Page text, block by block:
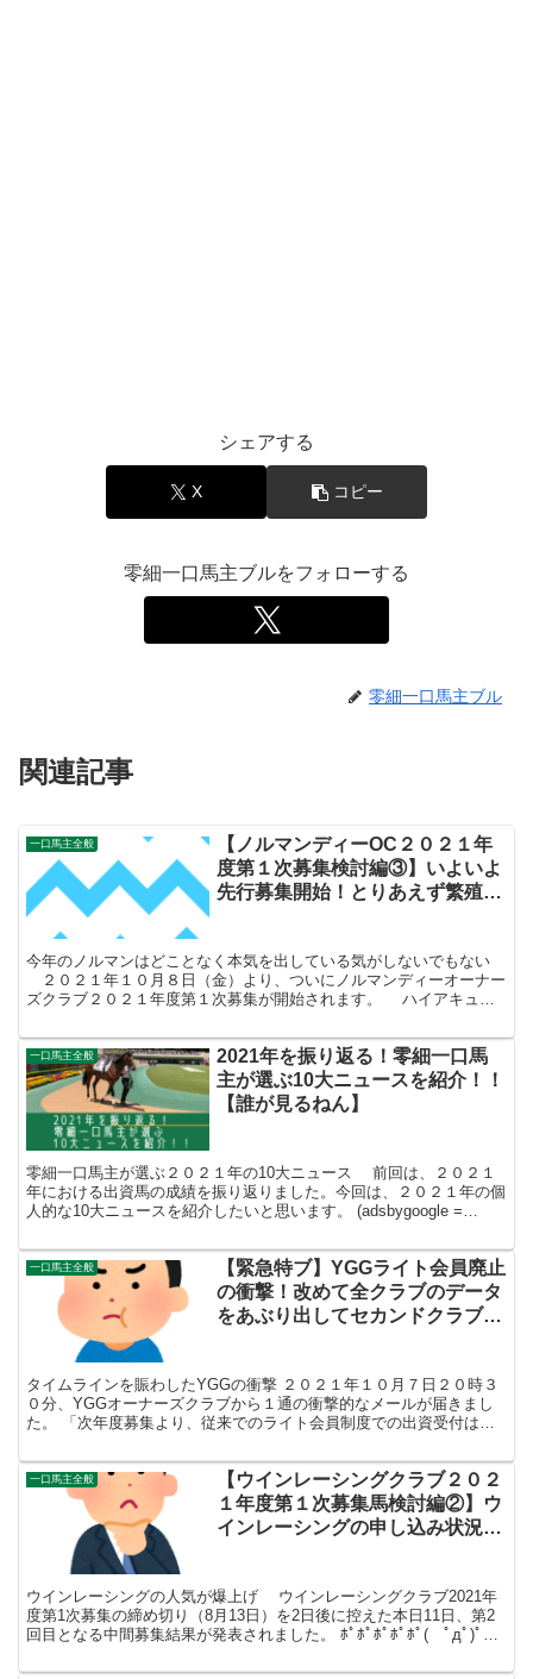
シェアする
X コピー
零細一口馬主ブルをフォローする
零細一口馬主ブル
関連記事
一口馬主全般
【ノルマンディーOC２０２１年
度第１次募集検討編③】いよいよ
先行募集開始！とりあえず繁殖牝
の繁殖牝馬？】
今年のノルマンはどことなく本気を出している気がしないでもない
２０２１年１０月８日（金）より、ついにノルマンディーオーナー
ズクラブ２０２１年度第１次募集が開始されます。 ハイアキュレ
一口馬主全般
2021年を振り返る！零細一口馬
主が選ぶ10大ニュースを紹介！！
【誰が見るねん】
零細一口馬主が選ぶ２０２１年の10大ニュース 前回は、２０２１
年における出資馬の成績を振り返りました。今回は、２０２１年の個
人的な10大ニュースを紹介したいと思います。 (adsbygoogle =
一口馬主全般
【緊急特ブ】YGGライト会員廃止
の衝撃！改めて全クラブのデータ
をあぶり出してセカンドクラブを
タイムラインを賑わしたYGGの衝撃 ２０２１年１０月７日２０時３
０分、YGGオーナーズクラブから１通の衝撃的なメールが届きまし
た。 「次年度募集より、従来でのライト会員制度での出資受付は行
一口馬主全般
【ウインレーシングクラブ２０２
１年度第１次募集馬検討編②】ウ
インレーシングの申し込み状況が
も……
ウインレーシングの人気が爆上げ ウインレーシングクラブ2021年
度第1次募集の締め切り（8月13日）を2日後に控えた本日11日、第2
回目となる中間募集結果が発表されました。 ﾎﾟﾎﾟﾎﾟﾎﾟﾎﾟ( ﾟдﾟ)ﾟ